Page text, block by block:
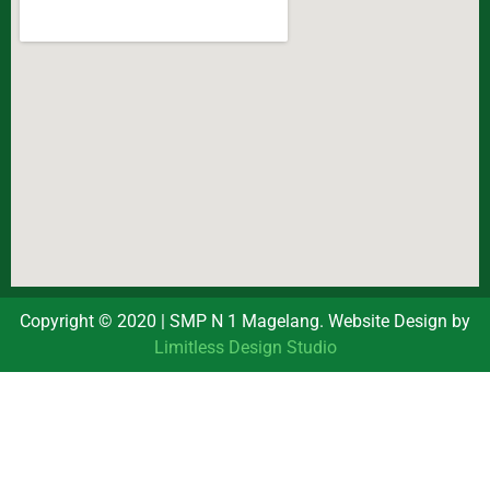
Copyright © 2020 | SMP N 1 Magelang. Website Design by
Limitless Design Studio